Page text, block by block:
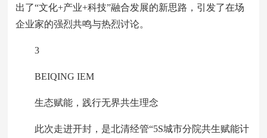
出了“文化+产业+科技”融合发展的新思路，引发了在场
企业家的强烈共鸣与热烈讨论。
3
BEIQING IEM
生态赋能，践行无界共生理念
此次走进开封，是北清经管“5S城市分院共生赋能计